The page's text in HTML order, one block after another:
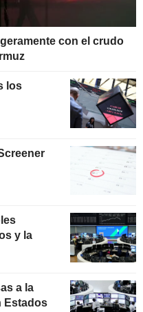
con el crudo
los
y la
a la
Estados